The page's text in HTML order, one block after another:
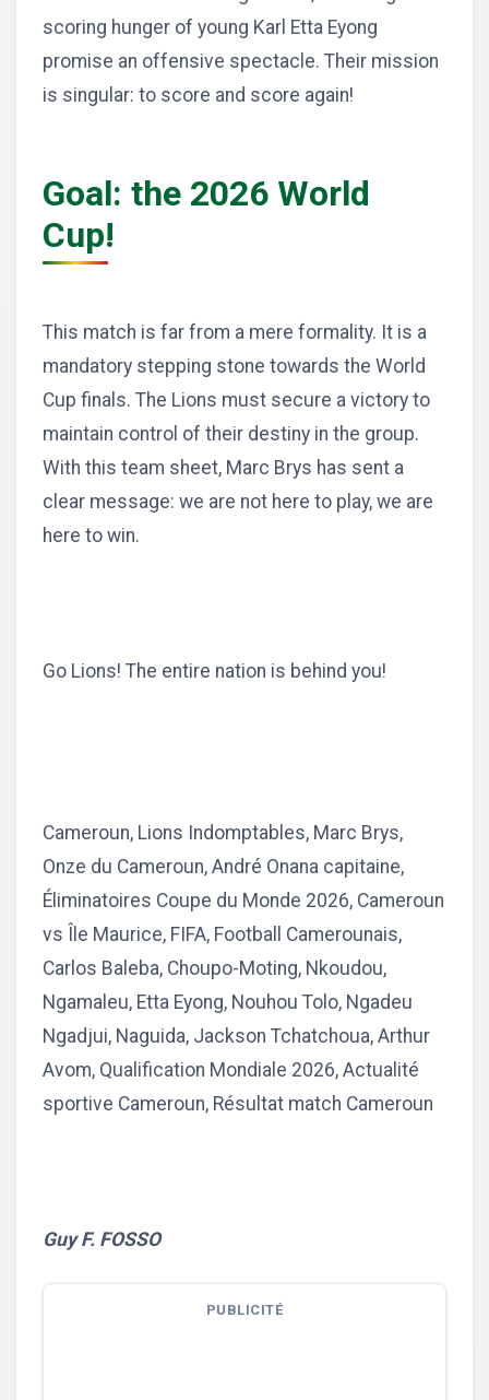
scoring hunger of young Karl Etta Eyong
promise an offensive spectacle. Their mission
is singular: to score and score again!
Goal: the 2026 World
Cup!
This match is far from a mere formality. It is a
mandatory stepping stone towards the World
Cup finals. The Lions must secure a victory to
maintain control of their destiny in the group.
With this team sheet, Marc Brys has sent a
clear message: we are not here to play, we are
here to win.
Go Lions! The entire nation is behind you!
Cameroun, Lions Indomptables, Marc Brys,
Onze du Cameroun, André Onana capitaine,
Éliminatoires Coupe du Monde 2026, Cameroun
vs Île Maurice, FIFA, Football Camerounais,
Carlos Baleba, Choupo-Moting, Nkoudou,
Ngamaleu, Etta Eyong, Nouhou Tolo, Ngadeu
Ngadjui, Naguida, Jackson Tchatchoua, Arthur
Avom, Qualification Mondiale 2026, Actualité
sportive Cameroun, Résultat match Cameroun
Guy F. FOSSO
PUBLICITÉ